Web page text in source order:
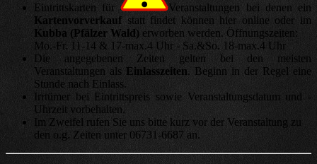
Eintrittskarten für
Veranstaltungen bei denen ein
Kartenvorverkauf statt findet können hier online oder im
Kubba (Pfälzer Wald) erworben werden. Öffnungszeiten:
Mo.-Fr. 11-14 & 17-max.4 Uhr - Sa.&So. 18-max.4 Uhr
Die angegebenen Zeiten gelten bei den meisten
Veranstaltungen als Einlasszeiten. Beginn in der Regel eine
Stunde nach Einlass.
Irrtümer bei Eintrittspreis sowie Veranstaltungsdatum und -
Uhrzeit vorbehalten.
Im Zweifel rufen Sie uns bitte kurz vor der Veranstaltung zu
den o.g. Zeiten unter 06731-6687 an.